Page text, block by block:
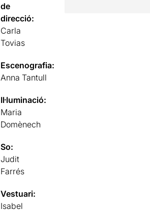
de
direcció:
Carla
Tovias
Escenografia:
Anna Tantull
Il·luminació:
Maria
Domènech
So:
Judit
Farrés
Vestuari:
Isabel